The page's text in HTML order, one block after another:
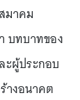
มาคม
บทบาทของ
ผู้ประกอบ
างอนาคต